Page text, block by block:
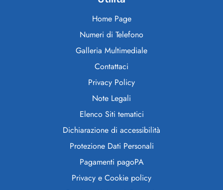
Home Page
Numeri di Telefono
Galleria Multimediale
Contattaci
Privacy Policy
Note Legali
Elenco Siti tematici
Dichiarazione di accessibilità
Protezione Dati Personali
Pagamenti pagoPA
Privacy e Cookie policy